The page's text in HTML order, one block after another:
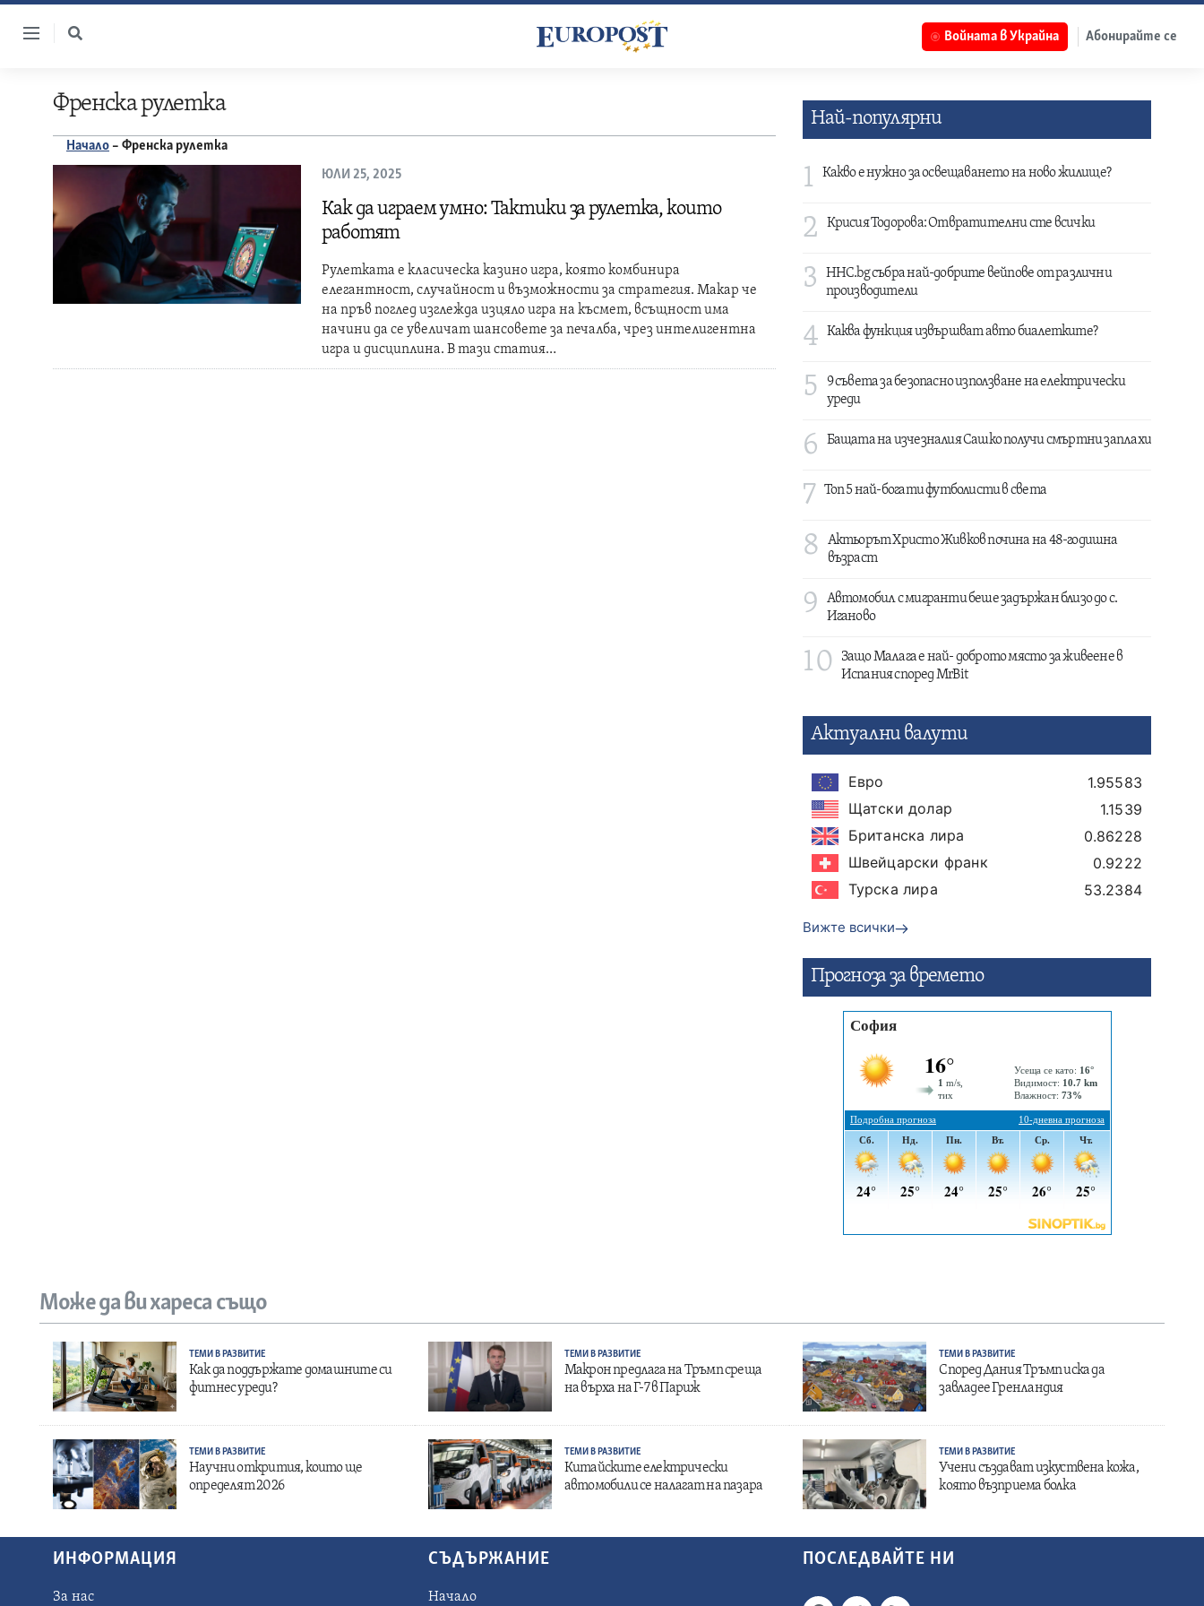
Skip
Войната в Украйна Абонирайте се
Френска рулетка
Начало – Френска рулетка
ЮЛИ 25, 2025
Как да играем умно: Тактики за рулетка, които
работят
Рулетката е класическа казино игра, която комбинира
елегантност, случайност и възможности за стратегия. Макар че
на пръв поглед изглежда изцяло игра на късмет, всъщност има
начини да се увеличат шансовете за печалба, чрез интелигентна
игра и дисциплина. В тази статия…
Най-популярни
1 Какво е нужно за освещаването на ново жилище?
2 Крисия Тодорова: Отвратителни сте всички
3
HHC.bg събра най-добрите вейпове от различни
производители
4 Каква функция извършват авто биалетките?
5
9 съвета за безопасно използване на електрически
уреди
6 Бащата на изчезналия Сашко получи смъртни заплахи
7 Топ 5 най-богати футболисти в света
8
Актьорът Христо Живков почина на 48-годишна
възраст
9
Автомобил с мигранти беше задържан близо до с.
Иганово
10
Защо Малага е най- доброто място за живеене в
Испания според MrBit
Актуални валути
Евро
1.95583
Щатски долар
1.1539
Британска лира
0.86228
Швейцарски франк
0.9222
Турска лира
53.2384
Вижте всички
Прогнозa за времето
Може да ви хареса също
ТЕМИ В РАЗВИТИЕ
Как да поддържате домашните си
фитнес уреди?
ТЕМИ В РАЗВИТИЕ
Макрон предлага на Тръмп среща
на върха на Г-7 в Париж
ТЕМИ В РАЗВИТИЕ
Според Дания Тръмп иска да
завладее Гренландия
ТЕМИ В РАЗВИТИЕ
Научни открития, които ще
определят 2026
ТЕМИ В РАЗВИТИЕ
Китайските електрически
автомобили се налагат на пазара
ТЕМИ В РАЗВИТИЕ
Учени създават изкуствена кожа,
която възприема болка
ИНФОРМАЦИЯ
За нас
СЪДЪРЖАНИЕ
Начало
ПОСЛЕДВАЙТЕ НИ